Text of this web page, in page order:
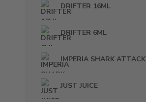
DRIFTER 16ML
DRIFTER 6ML
IMPERIA SHARK ATTACK
JUST JUICE